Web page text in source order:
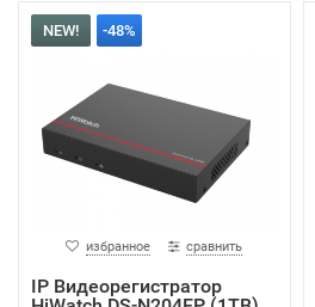
NEW! -48%
избранное сравнить
IP Видеорегистратор